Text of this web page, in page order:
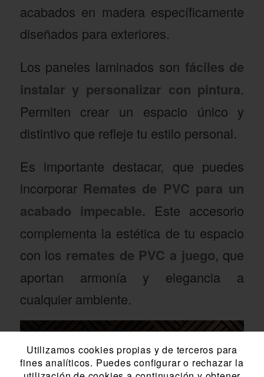
acabados en madera específicamente
diseñados para exteriores.
Los paneles laminados son fáciles de
instalar y personalizar con pintura.
Permiten crear un espacio único y
distintivo que refleje tu estilo personal.
Es importante destacar, que puedes
incorporar Remates de PVC para un
acabado impecable. Este accesorio
complementa la estética de tu espacio
con los remates de PVC a juego, que
aportan armonía y elegancia a
cualquier ambiente.
Utilizamos cookies propias y de terceros para
fines analíticos. Puedes configurar o rechazar la